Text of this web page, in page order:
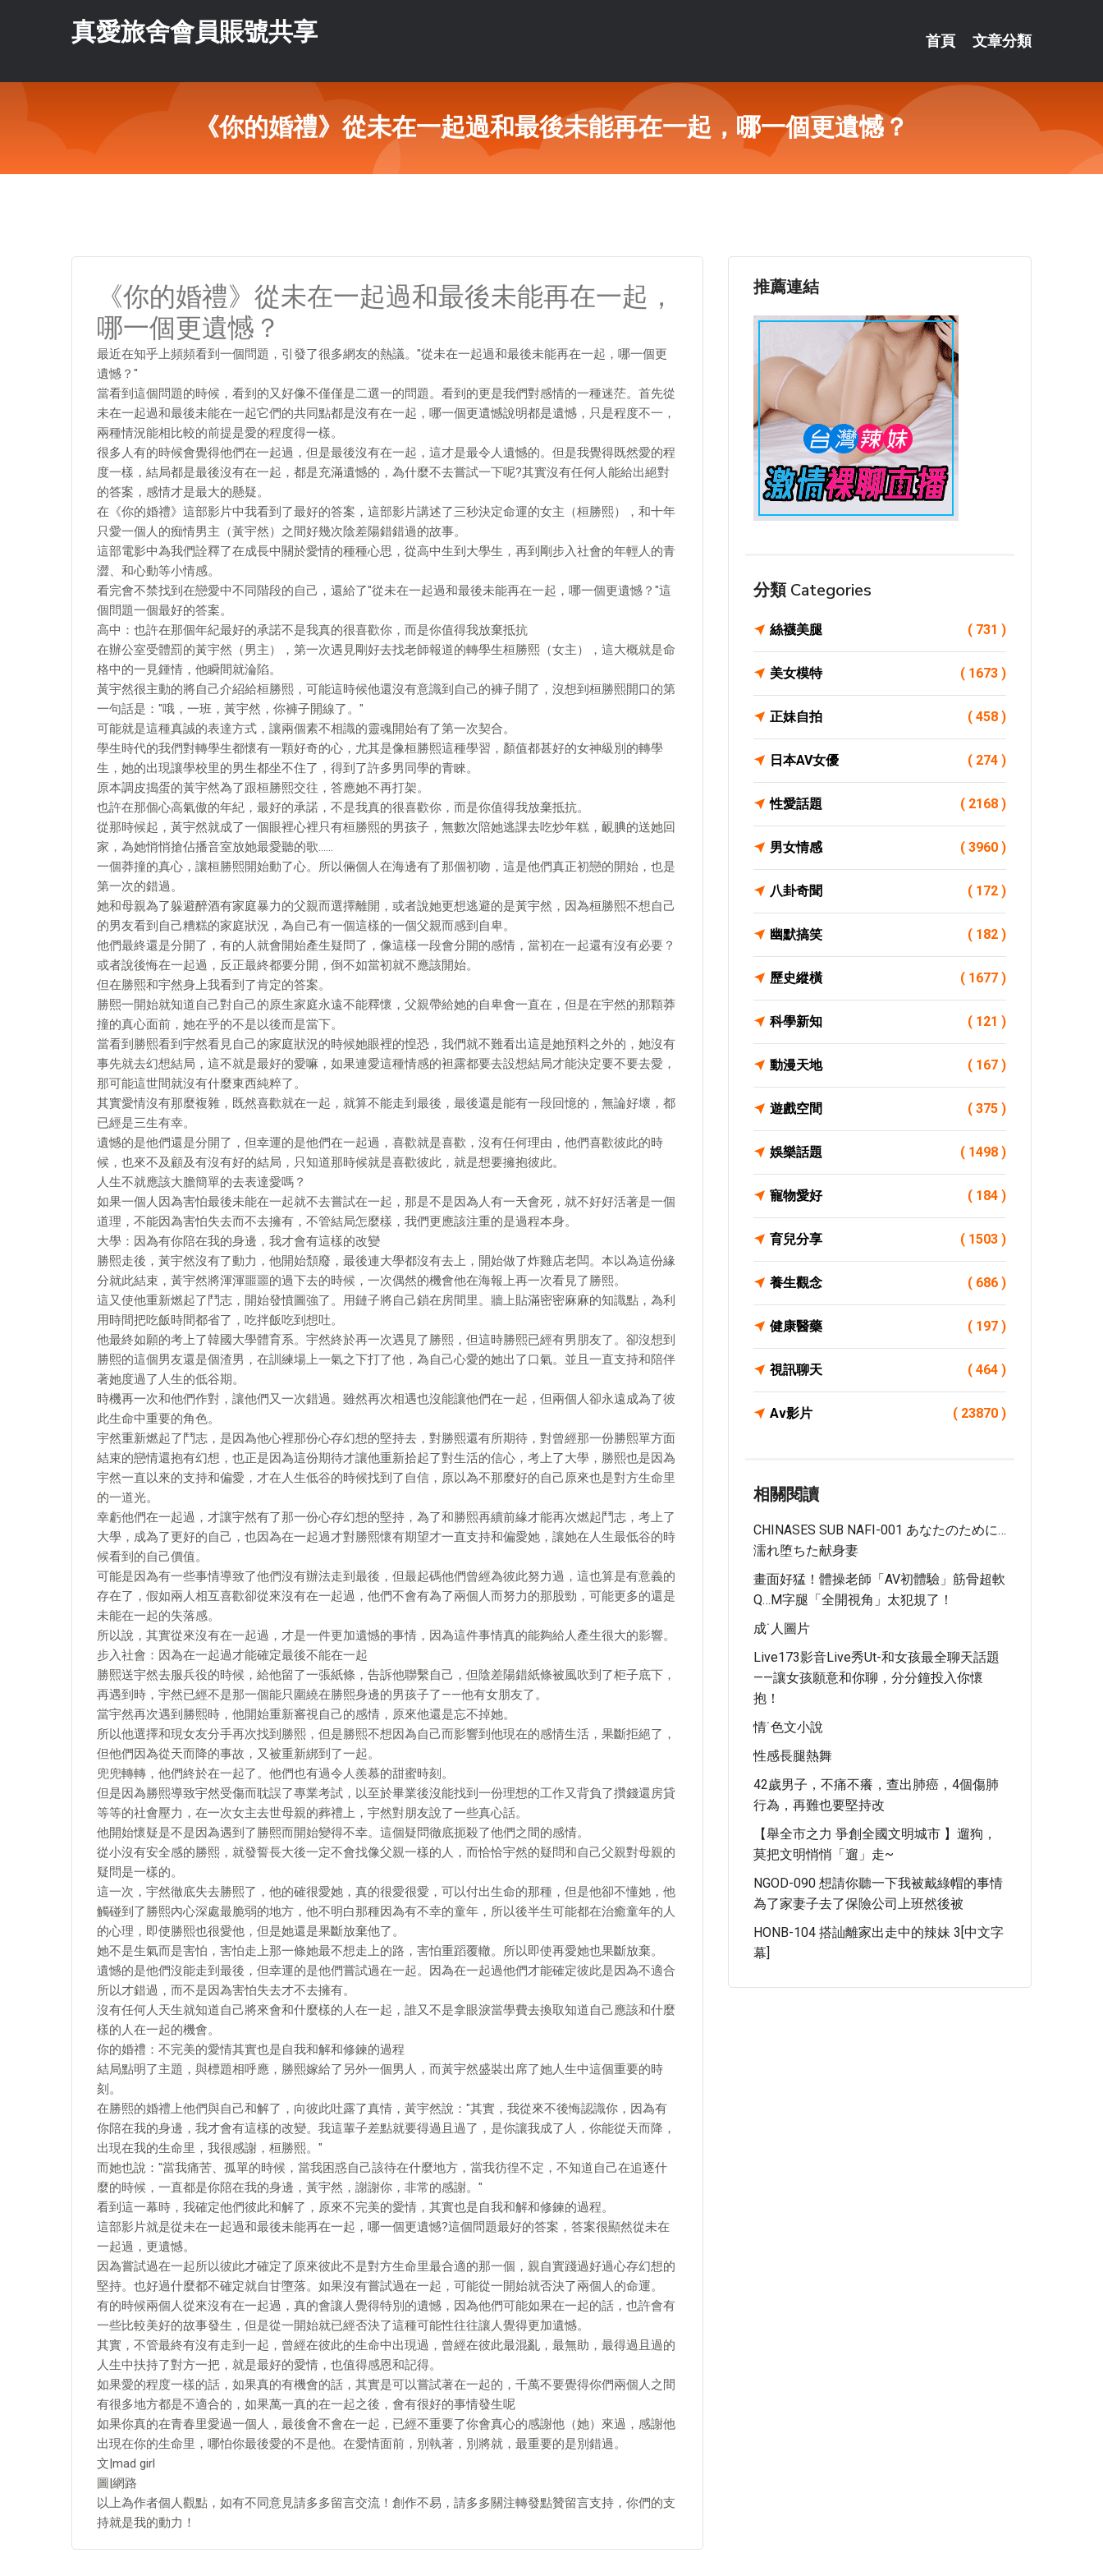
真愛旅舍會員賬號共享 首頁 文章分類
《你的婚禮》從未在一起過和最後未能再在一起，哪一個更遺憾？
《你的婚禮》從未在一起過和最後未能再在一起，
哪一個更遺憾？
最近在知乎上頻頻看到一個問題，引發了很多網友的熱議。"從未在一起過和最後未能再在一起，哪一個更
遺憾？"
當看到這個問題的時候，看到的又好像不僅僅是二選一的問題。看到的更是我們對感情的一種迷茫。首先從
未在一起過和最後未能在一起它們的共同點都是沒有在一起，哪一個更遺憾說明都是遺憾，只是程度不一，
兩種情況能相比較的前提是愛的程度得一樣。
很多人有的時候會覺得他們在一起過，但是最後沒有在一起，這才是最令人遺憾的。但是我覺得既然愛的程
度一樣，結局都是最後沒有在一起，都是充滿遺憾的，為什麼不去嘗試一下呢?其實沒有任何人能給出絕對
的答案，感情才是最大的懸疑。
在《你的婚禮》這部影片中我看到了最好的答案，這部影片講述了三秒決定命運的女主（桓勝熙），和十年
只愛一個人的痴情男主（黃宇然）之間好幾次陰差陽錯錯過的故事。
這部電影中為我們詮釋了在成長中關於愛情的種種心思，從高中生到大學生，再到剛步入社會的年輕人的青
澀、和心動等小情感。
看完會不禁找到在戀愛中不同階段的自己，還給了"從未在一起過和最後未能再在一起，哪一個更遺憾？"這
個問題一個最好的答案。
高中：也許在那個年紀最好的承諾不是我真的很喜歡你，而是你值得我放棄抵抗
在辦公室受體罰的黃宇然（男主），第一次遇見剛好去找老師報道的轉學生桓勝熙（女主），這大概就是命
格中的一見鍾情，他瞬間就淪陷。
黃宇然很主動的將自己介紹給桓勝熙，可能這時候他還沒有意識到自己的褲子開了，沒想到桓勝熙開口的第
一句話是："哦，一班，黃宇然，你褲子開線了。"
可能就是這種真誠的表達方式，讓兩個素不相識的靈魂開始有了第一次契合。
學生時代的我們對轉學生都懷有一顆好奇的心，尤其是像桓勝熙這種學習，顏值都甚好的女神級別的轉學
生，她的出現讓學校里的男生都坐不住了，得到了許多男同學的青睞。
原本調皮搗蛋的黃宇然為了跟桓勝熙交往，答應她不再打架。
也許在那個心高氣傲的年紀，最好的承諾，不是我真的很喜歡你，而是你值得我放棄抵抗。
從那時候起，黃宇然就成了一個眼裡心裡只有桓勝熙的男孩子，無數次陪她逃課去吃炒年糕，靦腆的送她回
家，為她悄悄搶佔播音室放她最愛聽的歌……
一個莽撞的真心，讓桓勝熙開始動了心。所以倆個人在海邊有了那個初吻，這是他們真正初戀的開始，也是
第一次的錯過。
她和母親為了躲避醉酒有家庭暴力的父親而選擇離開，或者說她更想逃避的是黃宇然，因為桓勝熙不想自己
的男友看到自己糟糕的家庭狀況，為自己有一個這樣的一個父親而感到自卑。
他們最終還是分開了，有的人就會開始產生疑問了，像這樣一段會分開的感情，當初在一起還有沒有必要？
或者說後悔在一起過，反正最終都要分開，倒不如當初就不應該開始。
但在勝熙和宇然身上我看到了肯定的答案。
勝熙一開始就知道自己對自己的原生家庭永遠不能釋懷，父親帶給她的自卑會一直在，但是在宇然的那顆莽
撞的真心面前，她在乎的不是以後而是當下。
當看到勝熙看到宇然看見自己的家庭狀況的時候她眼裡的惶恐，我們就不難看出這是她預料之外的，她沒有
事先就去幻想結局，這不就是最好的愛嘛，如果連愛這種情感的袒露都要去設想結局才能決定要不要去愛，
那可能這世間就沒有什麼東西純粹了。
其實愛情沒有那麼複雜，既然喜歡就在一起，就算不能走到最後，最後還是能有一段回憶的，無論好壞，都
已經是三生有幸。
遺憾的是他們還是分開了，但幸運的是他們在一起過，喜歡就是喜歡，沒有任何理由，他們喜歡彼此的時
候，也來不及顧及有沒有好的結局，只知道那時候就是喜歡彼此，就是想要擁抱彼此。
人生不就應該大膽簡單的去表達愛嗎？
如果一個人因為害怕最後未能在一起就不去嘗試在一起，那是不是因為人有一天會死，就不好好活著是一個
道理，不能因為害怕失去而不去擁有，不管結局怎麼樣，我們更應該注重的是過程本身。
大學：因為有你陪在我的身邊，我才會有這樣的改變
勝熙走後，黃宇然沒有了動力，他開始頹廢，最後連大學都沒有去上，開始做了炸雞店老闆。本以為這份緣
分就此結束，黃宇然將渾渾噩噩的過下去的時候，一次偶然的機會他在海報上再一次看見了勝熙。
這又使他重新燃起了鬥志，開始發憤圖強了。用鏈子將自己鎖在房間里。牆上貼滿密密麻麻的知識點，為利
用時間把吃飯時間都省了，吃拌飯吃到想吐。
他最終如願的考上了韓國大學體育系。宇然終於再一次遇見了勝熙，但這時勝熙已經有男朋友了。卻沒想到
勝熙的這個男友還是個渣男，在訓練場上一氣之下打了他，為自己心愛的她出了口氣。並且一直支持和陪伴
著她度過了人生的低谷期。
時機再一次和他們作對，讓他們又一次錯過。雖然再次相遇也沒能讓他們在一起，但兩個人卻永遠成為了彼
此生命中重要的角色。
宇然重新燃起了鬥志，是因為他心裡那份心存幻想的堅持去，對勝熙還有所期待，對曾經那一份勝熙單方面
結束的戀情還抱有幻想，也正是因為這份期待才讓他重新拾起了對生活的信心，考上了大學，勝熙也是因為
宇然一直以來的支持和偏愛，才在人生低谷的時候找到了自信，原以為不那麼好的自己原來也是對方生命里
的一道光。
幸虧他們在一起過，才讓宇然有了那一份心存幻想的堅持，為了和勝熙再續前緣才能再次燃起鬥志，考上了
大學，成為了更好的自己，也因為在一起過才對勝熙懷有期望才一直支持和偏愛她，讓她在人生最低谷的時
候看到的自己價值。
可能是因為有一些事情導致了他們沒有辦法走到最後，但最起碼他們曾經為彼此努力過，這也算是有意義的
存在了，假如兩人相互喜歡卻從來沒有在一起過，他們不會有為了兩個人而努力的那股勁，可能更多的還是
未能在一起的失落感。
所以說，其實從來沒有在一起過，才是一件更加遺憾的事情，因為這件事情真的能夠給人產生很大的影響。
步入社會：因為在一起過才能確定最後不能在一起
勝熙送宇然去服兵役的時候，給他留了一張紙條，告訴他聯繫自己，但陰差陽錯紙條被風吹到了柜子底下，
再遇到時，宇然已經不是那一個能只圍繞在勝熙身邊的男孩子了——他有女朋友了。
當宇然再次遇到勝熙時，他開始重新審視自己的感情，原來他還是忘不掉她。
所以他選擇和現女友分手再次找到勝熙，但是勝熙不想因為自己而影響到他現在的感情生活，果斷拒絕了，
但他們因為從天而降的事故，又被重新綁到了一起。
兜兜轉轉，他們終於在一起了。他們也有過令人羨慕的甜蜜時刻。
但是因為勝熙導致宇然受傷而耽誤了專業考試，以至於畢業後沒能找到一份理想的工作又背負了攢錢還房貸
等等的社會壓力，在一次女主去世母親的葬禮上，宇然對朋友說了一些真心話。
他開始懷疑是不是因為遇到了勝熙而開始變得不幸。這個疑問徹底扼殺了他們之間的感情。
從小沒有安全感的勝熙，就發誓長大後一定不會找像父親一樣的人，而恰恰宇然的疑問和自己父親對母親的
疑問是一樣的。
這一次，宇然徹底失去勝熙了，他的確很愛她，真的很愛很愛，可以付出生命的那種，但是他卻不懂她，他
觸碰到了勝熙內心深處最脆弱的地方，他不明白那種因為有不幸的童年，所以後半生可能都在治癒童年的人
的心理，即使勝熙也很愛他，但是她還是果斷放棄他了。
她不是生氣而是害怕，害怕走上那一條她最不想走上的路，害怕重蹈覆轍。所以即使再愛她也果斷放棄。
遺憾的是他們沒能走到最後，但幸運的是他們嘗試過在一起。因為在一起過他們才能確定彼此是因為不適合
所以才錯過，而不是因為害怕失去才不去擁有。
沒有任何人天生就知道自己將來會和什麼樣的人在一起，誰又不是拿眼淚當學費去換取知道自己應該和什麼
樣的人在一起的機會。
你的婚禮：不完美的愛情其實也是自我和解和修鍊的過程
結局點明了主題，與標題相呼應，勝熙嫁給了另外一個男人，而黃宇然盛裝出席了她人生中這個重要的時
刻。
在勝熙的婚禮上他們與自己和解了，向彼此吐露了真情，黃宇然說："其實，我從來不後悔認識你，因為有
你陪在我的身邊，我才會有這樣的改變。我這輩子差點就要得過且過了，是你讓我成了人，你能從天而降，
出現在我的生命里，我很感謝，桓勝熙。"
而她也說："當我痛苦、孤單的時候，當我困惑自己該待在什麼地方，當我彷徨不定，不知道自己在追逐什
麼的時候，一直都是你陪在我的身邊，黃宇然，謝謝你，非常的感謝。"
看到這一幕時，我確定他們彼此和解了，原來不完美的愛情，其實也是自我和解和修鍊的過程。
這部影片就是從未在一起過和最後未能再在一起，哪一個更遺憾?這個問題最好的答案，答案很顯然從未在
一起過，更遺憾。
因為嘗試過在一起所以彼此才確定了原來彼此不是對方生命里最合適的那一個，親自實踐過好過心存幻想的
堅持。也好過什麼都不確定就自甘墮落。如果沒有嘗試過在一起，可能從一開始就否決了兩個人的命運。
有的時候兩個人從來沒有在一起過，真的會讓人覺得特別的遺憾，因為他們可能如果在一起的話，也許會有
一些比較美好的故事發生，但是從一開始就已經否決了這種可能性往往讓人覺得更加遺憾。
其實，不管最終有沒有走到一起，曾經在彼此的生命中出現過，曾經在彼此最混亂，最無助，最得過且過的
人生中扶持了對方一把，就是最好的愛情，也值得感恩和記得。
如果愛的程度一樣的話，如果真的有機會的話，其實是可以嘗試著在一起的，千萬不要覺得你們兩個人之間
有很多地方都是不適合的，如果萬一真的在一起之後，會有很好的事情發生呢
如果你真的在青春里愛過一個人，最後會不會在一起，已經不重要了你會真心的感謝他（她）來過，感謝他
出現在你的生命里，哪怕你最後愛的不是他。在愛情面前，別執著，別將就，最重要的是別錯過。
文|mad girl
圖|網路
以上為作者個人觀點，如有不同意見請多多留言交流！創作不易，請多多關注轉發點贊留言支持，你們的支
持就是我的動力！
推薦連結
分類 Categories
絲襪美腿 ( 731 )
美女模特 ( 1673 )
正妹自拍 ( 458 )
日本AV女優 ( 274 )
性愛話題 ( 2168 )
男女情感 ( 3960 )
八卦奇聞 ( 172 )
幽默搞笑 ( 182 )
歷史縱橫 ( 1677 )
科學新知 ( 121 )
動漫天地 ( 167 )
遊戲空間 ( 375 )
娛樂話題 ( 1498 )
寵物愛好 ( 184 )
育兒分享 ( 1503 )
養生觀念 ( 686 )
健康醫藥 ( 197 )
視訊聊天 ( 464 )
Av影片 ( 23870 )
相關閱讀
CHINASES SUB NAFI-001 あなたのために…
濡れ堕ちた献身妻
畫面好猛！體操老師「AV初體驗」筋骨超軟
Q…M字腿「全開視角」太犯規了！
成˙人圖片
Live173影音live秀ut-和女孩最全聊天話題
——讓女孩願意和你聊，分分鐘投入你懷
抱！
情˙色文小說
性感長腿熱舞
42歲男子，不痛不癢，查出肺癌，​4個傷肺
行為，再難也要堅持改
【舉全市之力 爭創全國文明城市 】遛狗，
莫把文明悄悄「遛」走~
NGOD-090 想請你聽一下我被戴綠帽的事情
為了家妻子去了保險公司上班然後被
HONB-104 搭訕離家出走中的辣妹 3[中文字
幕]